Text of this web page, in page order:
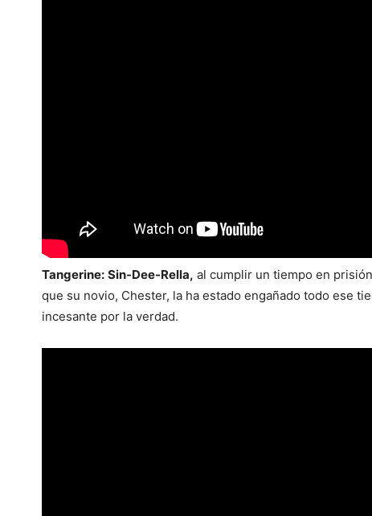
Tangerine: Sin-Dee-Rella, al cumplir un tiempo en
que su novio, Chester, la ha estado engañado todo ese
incesante por la verdad.